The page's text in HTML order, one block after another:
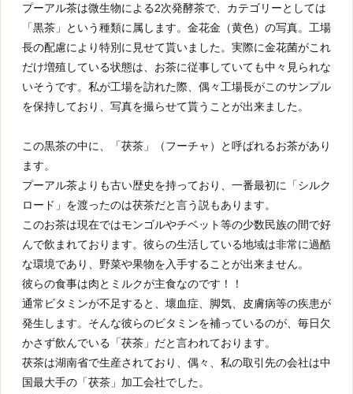
プーアル茶は微生物による2次発酵茶で、カテゴリーとしては
「黒茶」という種類に属します。金花金（黄色）の写真。工場
長の配慮により特別に見せて貰いました。実際に金花菌がこれ
だけ増殖している状態は、お茶に従事していても中々見られな
いそうです。私が工場を訪れた際、偶々工場長がこのサンプル
を保持しており、写真を撮らせて貰うことが出来ました。
この黒茶の中に、「茯茶」（フーチャ）と呼ばれるお茶があり
ます。
プーアル茶よりも古い歴史を持っており、一番最初に「シルク
ロード」を渡ったのは茯茶だと言う説もあります。
このお茶は現在ではモンゴルやチベット等の少数民族の間で好
んで飲まれております。彼らの生活している地域は非常に過酷
な環境であり、野菜や果物を入手することが出来ません。
彼らの食事は肉とミルクが主食なのです！！
通常ビタミンが不足すると、壞血症、脚気、皮膚病等の疾患が
発生します。そんな彼らのビタミンを補っているのが、毎日欠
かさず飲んでいる「茯茶」だと言われております。
茯茶は湖南省で生産されており、偶々、私の取引先の会社は中
国最大手の「茯茶」加工会社でした。